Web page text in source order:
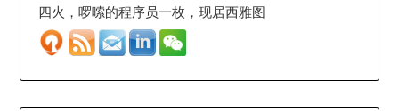
四火，啰嗦的程序员一枚，现居西雅图